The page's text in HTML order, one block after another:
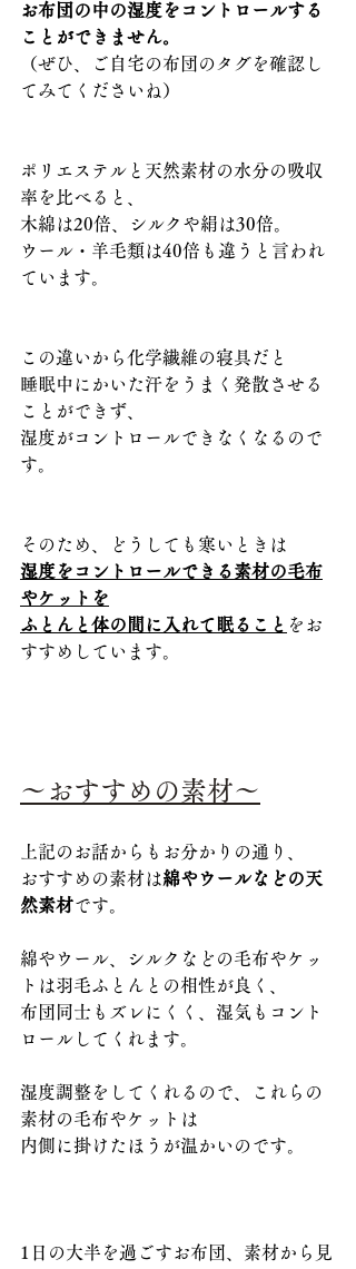
お布団の中の湿度をコントロールする
ことができません。
（ぜひ、ご自宅の布団のタグを確認し
てみてくださいね）
ポリエステルと天然素材の水分の吸収
率を比べると、
木綿は20倍、シルクや絹は30倍。
ウール・羊毛類は40倍も違うと言われ
ています。
この違いから化学繊維の寝具だと
睡眠中にかいた汗をうまく発散させる
ことができず、
湿度がコントロールできなくなるので
す。
そのため、どうしても寒いときは
湿度をコントロールできる素材の毛布
やケットを
ふとんと体の間に入れて眠ること をお
すすめしています。
～おすすめの素材～
上記のお話からもお分かりの通り、
おすすめの素材は綿やウールなどの天
然素材です。
綿やウール、シルクなどの毛布やケッ
トは羽毛ふとんとの相性が良く、
布団同士もズレにくく、湿気もコント
ロールしてくれます。
湿度調整をしてくれるので、これらの
素材の毛布やケットは
内側に掛けたほうが温かいのです。
1日の大半を過ごすお布団、素材から見